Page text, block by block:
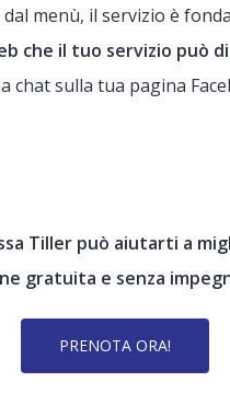
menù, il servizio è
che il tuo servizio può
chat sulla tua pagina
Tiller può aiutarti a
gratuita e senza
PRENOTA ORA!